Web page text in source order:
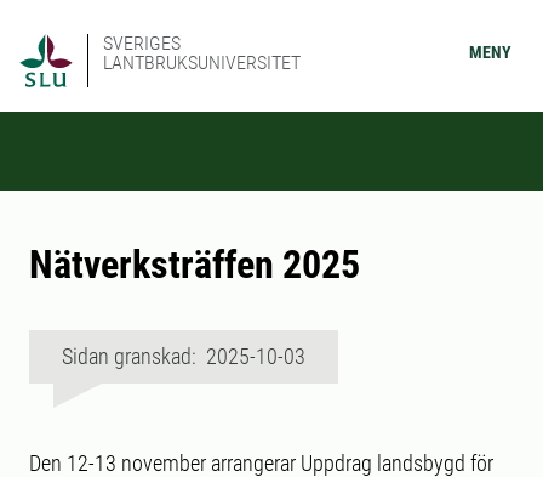
SVERIGES
LANTBRUKSUNIVERSITET
MENY
Nätverksträffen 2025
Sidan granskad: 2025-10-03
Den 12-13 november arrangerar Uppdrag landsbygd för